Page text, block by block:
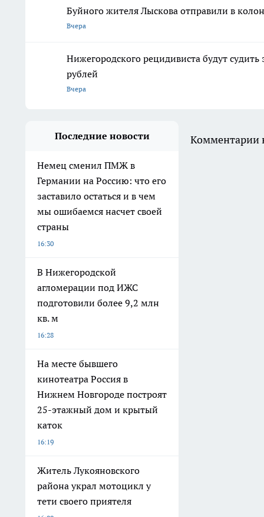
Буйного жителя Лыскова отправили в
Вчера
Нижегородского рецидивиста будут
рублей
Вчера
Последние новости
Немец сменил ПМЖ в
Германии на Россию: что его
заставило остаться и в чем
мы ошибаемся насчет своей
страны
16:30
В Нижегородской
агломерации под ИЖС
подготовили более 9,2 млн
кв. м
16:28
На месте бывшего
кинотеатра Россия в
Нижнем Новгороде построят
25-этажный дом и крытый
каток
16:19
Житель Лукояновского
района украл мотоцикл у
тети своего приятеля
Комментарии